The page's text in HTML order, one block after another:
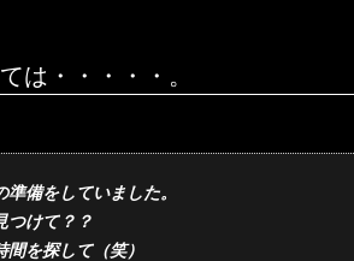
は・・・・・。
準備をしていました。
つけて？？
間を探して（笑）